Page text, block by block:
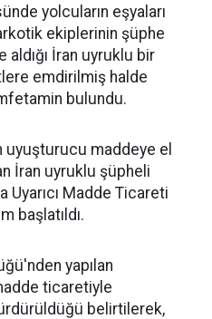
yolcuların eşyaları
ekiplerinin şüphe
aldığı İran uyruklu bir
emdirilmiş halde
bulundu.
maddeye el
İran uyruklu şüpheli
Uyarıcı Madde Ticareti
başlatıldı.
yapılan
ticaretiyle
belirtilerek,